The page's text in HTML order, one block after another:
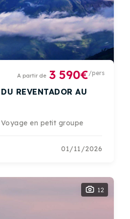
A partir de 3 590€/pers
REVENTADOR AU
Voyage en petit groupe
01/11/2026
12